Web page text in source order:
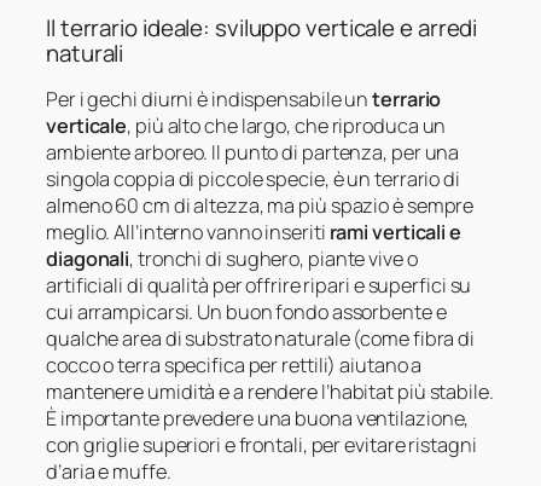
Il terrario ideale: sviluppo verticale e arredi
naturali
Per i gechi diurni è indispensabile unterrario
verticale, più alto che largo, che riproduca un
ambiente arboreo. Il punto di partenza, per una
singola coppia di piccole specie, è un terrario di
almeno 60 cm di altezza, ma più spazio è sempre
meglio. All’interno vanno inseriti rami verticali e
diagonali, tronchi di sughero, piante vive o
artificiali di qualità per offrire ripari e superfici su
cui arrampicarsi. Un buon fondo assorbente e
qualche area di substrato naturale (come fibra di
cocco o terra specifica per rettili) aiutano a
mantenere umidità e a rendere l’habitat più stabile.
È importante prevedere una buona ventilazione,
con griglie superiori e frontali, per evitare ristagni
d’aria e muffe.